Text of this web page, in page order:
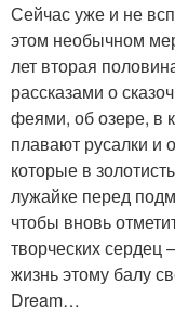
Сейчас уже и не
этом необычном
лет вторая
рассказами о
феями, об озере, в
плавают русалки и
которые в
лужайке перед
чтобы вновь
творческих
жизнь этому балу
Dream…